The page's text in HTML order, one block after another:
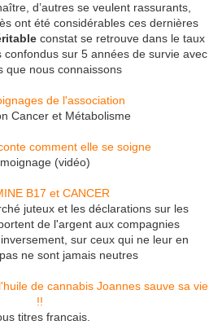
d’autres se veulent rassurants,
ont été considérables ces dernières
constat se retrouve dans le taux
sur 5 années de survie avec
que nous connaissons
de l'association
Cancer et Métabolisme
comment elle se soigne
(vidéo)
B17 et CANCER
juteux et les déclarations sur les
de l'argent aux compagnies
sur ceux qui ne leur en
ne sont jamais neutres
de cannabis Joannes sauve sa vie
!!
titres francais.